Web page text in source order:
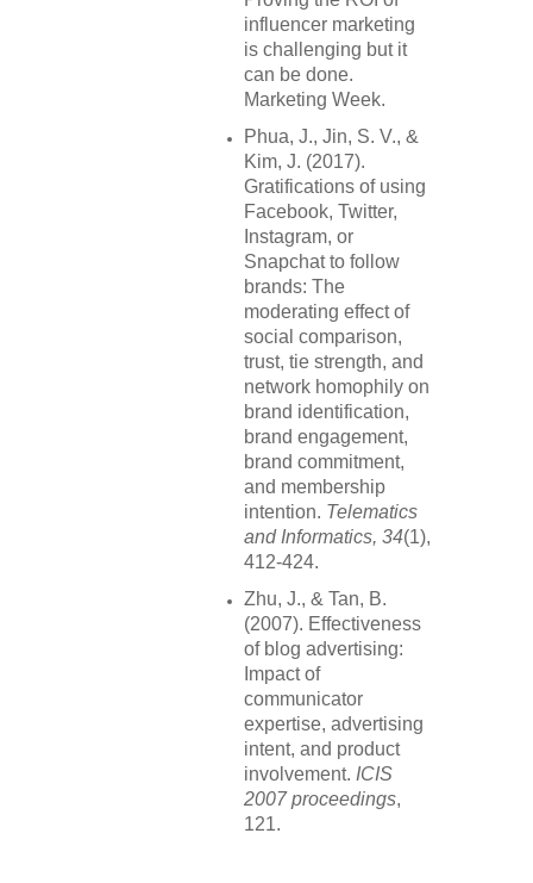
influencer marketing
is challenging but it
can be done.
Marketing Week.
Phua, J., Jin, S. V., &
Kim, J. (2017).
Gratifications of using
Facebook, Twitter,
Instagram, or
Snapchat to follow
brands: The
moderating effect of
social comparison,
trust, tie strength, and
network homophily on
brand identification,
brand engagement,
brand commitment,
and membership
intention. Telematics
and Informatics, 34(1),
412-424.
Zhu, J., & Tan, B.
(2007). Effectiveness
of blog advertising:
Impact of
communicator
expertise, advertising
intent, and product
involvement. ICIS
2007 proceedings,
121.